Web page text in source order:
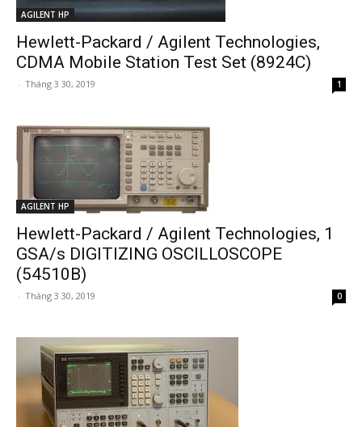
AGILENT HP
Hewlett-Packard / Agilent Technologies,
CDMA Mobile Station Test Set (8924C)
- Tháng 3 30, 2019 1
AGILENT HP
Hewlett-Packard / Agilent Technologies, 1
GSA/s DIGITIZING OSCILLOSCOPE
(54510B)
- Tháng 3 30, 2019 0